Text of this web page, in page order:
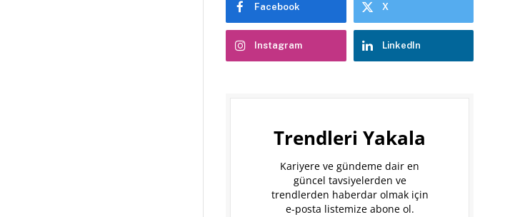
Facebook X
Instagram LinkedIn
Trendleri Yakala
Kariyere ve gündeme dair en
güncel tavsiyelerden ve
trendlerden haberdar olmak için
e-posta listemize abone ol.